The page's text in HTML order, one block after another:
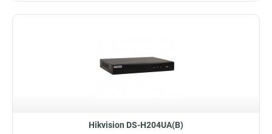
Hikvision DS-H204UA(B)